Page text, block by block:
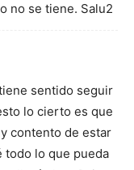
no se tiene. Salu2
sentido seguir
lo cierto es que
contento de estar
todo lo que pueda